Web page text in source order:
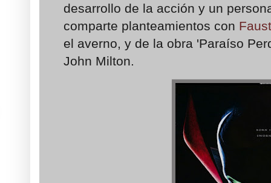
desarrollo de la acción y un
comparte planteamientos con
el averno, y de la obra 'Paraíso
John Milton.